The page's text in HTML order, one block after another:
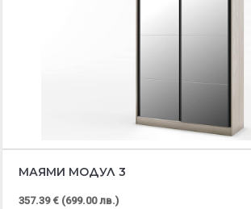
МАЯМИ МОДУЛ 3
357.39 € (699.00 лв.)